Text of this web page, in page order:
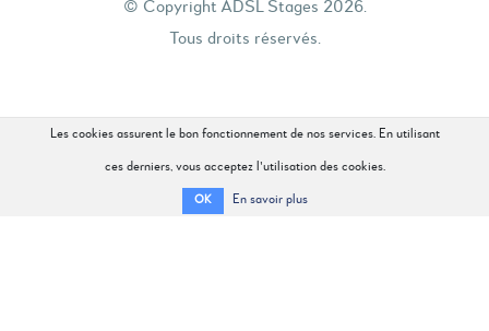
Les cookies assurent le bon fonctionnement de nos services. En utilisant
ces derniers, vous acceptez l'utilisation des cookies.
OK En savoir plus
© Copyright ADSL Stages 2026.
Tous droits réservés.